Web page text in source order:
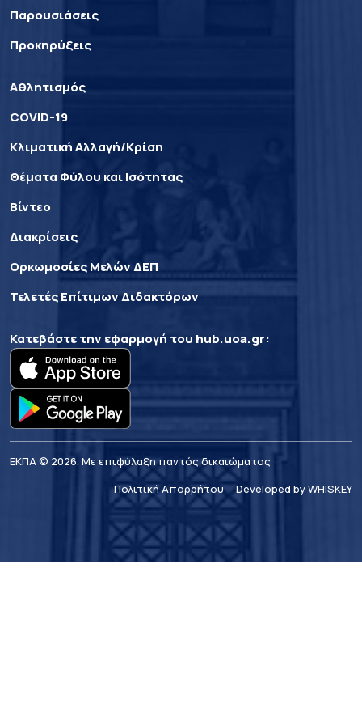
Παρουσιάσεις
Προκηρύξεις
Αθλητισμός
COVID-19
Κλιματική Αλλαγή/Κρίση
Θέματα Φύλου και Ισότητας
Βίντεο
Διακρίσεις
Ορκωμοσίες Μελών ΔΕΠ
Τελετές Επίτιμων Διδακτόρων
Κατεβάστε την εφαρμογή του hub.uoa.gr:
ΕΚΠΑ © 2026. Με επιφύλαξη παντός δικαιώματος
Πολιτική Απορρήτου
Developed by WHISKEY